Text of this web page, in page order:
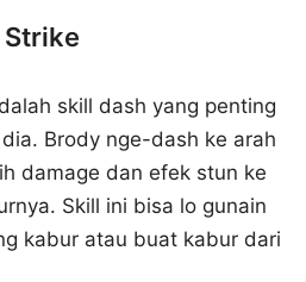
skill dash yang penting
Brody nge-dash ke arah
damage dan efek stun ke
Skill ini bisa lo gunain
kabur atau buat kabur dari